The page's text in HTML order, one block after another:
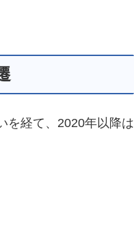
を経て、2020年以降は